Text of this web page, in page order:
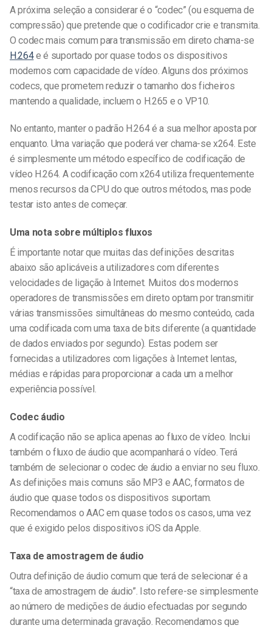
A próxima seleção a considerar é o “codec” (ou esquema de
compressão) que pretende que o codificador crie e transmita.
O codec mais comum para transmissão em direto chama-se
H.264e é suportado por quase todos os dispositivos
modernos com capacidade de vídeo. Alguns dos próximos
codecs, que prometem reduzir o tamanho dos ficheiros
mantendo a qualidade, incluem o H.265 e o VP10.
No entanto, manter o padrão H.264 é a sua melhor aposta por
enquanto. Uma variação que poderá ver chama-se x264. Este
é simplesmente um método específico de codificação de
vídeo H.264. A codificação com x264 utiliza frequentemente
menos recursos da CPU do que outros métodos, mas pode
testar isto antes de começar.
Uma nota sobre múltiplos fluxos
É importante notarque muitas das definições descritas
abaixo são aplicáveis a utilizadores com diferentes
velocidades de ligação à Internet. Muitos dos modernos
operadores de transmissões em direto optam por transmitir
várias transmissões simultâneas do mesmo conteúdo, cada
uma codificada com uma taxa de bits diferente (a quantidade
de dados enviados por segundo). Estas podem ser
fornecidas a utilizadores com ligações à Internet lentas,
médias e rápidas para proporcionar a cada um a melhor
experiência possível.
Codec áudio
A codificação não se aplica apenas ao fluxo de vídeo. Inclui
também o fluxo de áudio que acompanhará o vídeo.Terá
também de selecionar o codec de áudio a enviar no seu fluxo.
As definições mais comuns são MP3 e AAC, formatos de
áudio que quase todos os dispositivos suportam.
Recomendamos o AAC em quase todos os casos, uma vez
que é exigido pelos dispositivos iOS da Apple.
Taxa de amostragem de áudio
Outra definição de áudio comum que terá de selecionar é a
“taxa de amostragem de áudio”. Isto refere-se simplesmente
ao número de medições de áudio efectuadas por segundo
durante uma determinada gravação. Recomendamos que